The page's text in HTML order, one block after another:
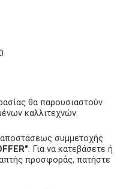
θα παρουσιαστούν
καλλιτεχνών.
αποστάσεως συμμετοχής
. Για να κατεβάσετε ή
προσφοράς, πατήστε